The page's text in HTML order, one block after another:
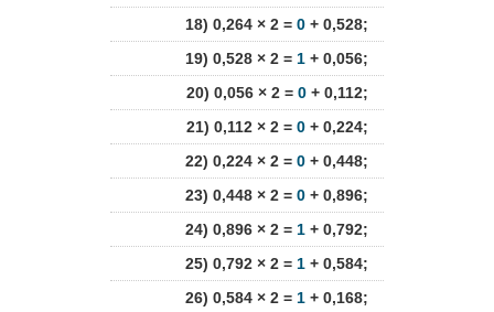
18) 0,264 × 2 = 0 + 0,528;
19) 0,528 × 2 = 1 + 0,056;
20) 0,056 × 2 = 0 + 0,112;
21) 0,112 × 2 = 0 + 0,224;
22) 0,224 × 2 = 0 + 0,448;
23) 0,448 × 2 = 0 + 0,896;
24) 0,896 × 2 = 1 + 0,792;
25) 0,792 × 2 = 1 + 0,584;
26) 0,584 × 2 = 1 + 0,168;